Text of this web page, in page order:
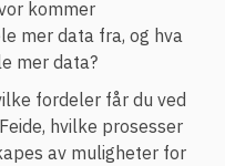
kommer
mer data fra, og hva
mer data?
fordeler får du ved
hvilke prosesser
av muligheter for